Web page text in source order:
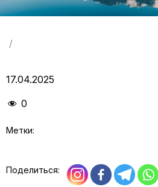
/
17.04.2025
0
Метки:
Поделиться: